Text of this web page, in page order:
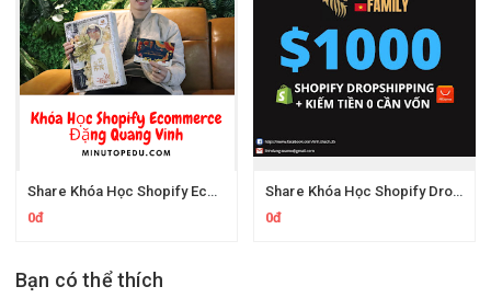
Share Khóa Học Shopify Ecommerce Đặng Quang Vinh Từ A - Z
0đ
Share Khóa Học Shopify Dropshipping Kiếm Tiền Không Cần Vốn K33 Mới Nhất Của Linh Thạch E-com
0đ
Bạn có thể thích